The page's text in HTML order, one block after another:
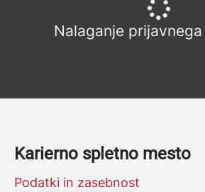
Nalaganje
Karierno spletno mesto
Podatki in zasebnost